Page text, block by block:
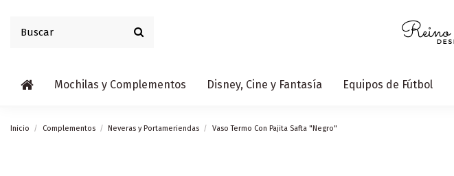
Mochilas y Complementos Disney, Cine y Fantasía Equipos de Fútbol
Inicio Complementos Neveras y Portameriendas Vaso Termo Con Pajita Safta "Negro"